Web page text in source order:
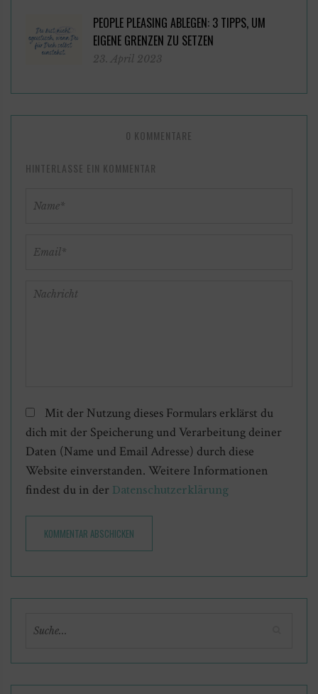
PEOPLE PLEASING ABLEGEN: 3 TIPPS, UM
EIGENE GRENZEN ZU SETZEN
23. April 2023
0 KOMMENTARE
HINTERLASSE EIN KOMMENTAR
Mit der Nutzung dieses Formulars erklärst du
dich mit der Speicherung und Verarbeitung deiner
Daten (Name und Email Adresse) durch diese
Website einverstanden. Weitere Informationen
findest du in der Datenschutzerklärung
KOMMENTAR ABSCHICKEN